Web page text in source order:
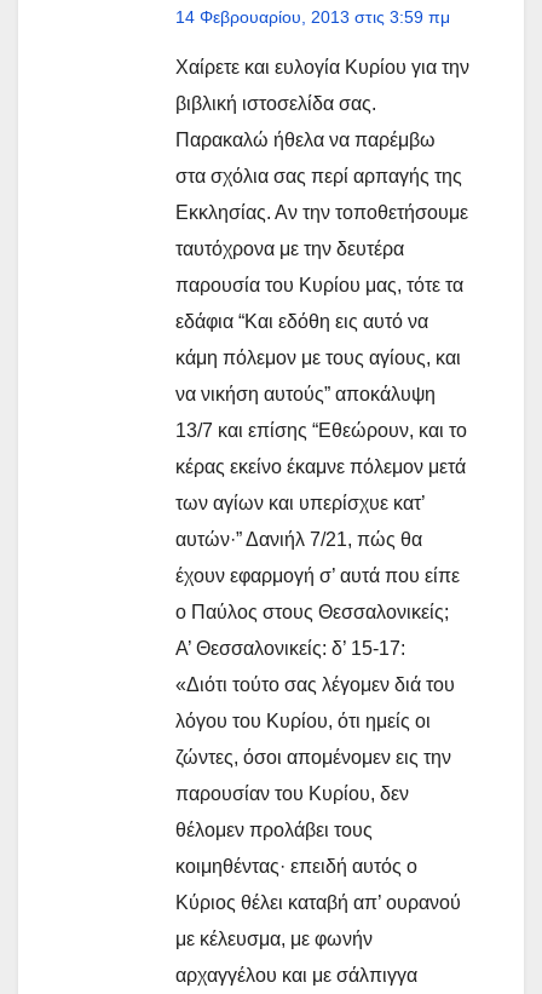
14 Φεβρουαρίου, 2013 στις 3:59 πμ
Χαίρετε και ευλογία Κυρίου για την
βιβλική ιστοσελίδα σας.
Παρακαλώ ήθελα να παρέμβω
στα σχόλια σας περί αρπαγής της
Εκκλησίας. Αν την τοποθετήσουμε
ταυτόχρονα με την δευτέρα
παρουσία του Κυρίου μας, τότε τα
εδάφια “Και εδόθη εις αυτό να
κάμη πόλεμον με τους αγίους, και
να νικήση αυτούς” αποκάλυψη
13/7 και επίσης “Εθεώρουν, και το
κέρας εκείνο έκαμνε πόλεμον μετά
των αγίων και υπερίσχυε κατ’
αυτών·” Δανιήλ 7/21, πώς θα
έχουν εφαρμογή σ’ αυτά που είπε
ο Παύλος στους Θεσσαλονικείς;
Α’ Θεσσαλονικείς: δ’ 15-17:
«Διότι τούτο σας λέγομεν διά του
λόγου του Κυρίου, ότι ημείς οι
ζώντες, όσοι απομένομεν εις την
παρουσίαν του Κυρίου, δεν
θέλομεν προλάβει τους
κοιμηθέντας· επειδή αυτός ο
Κύριος θέλει καταβή απ’ ουρανού
με κέλευσμα, με φωνήν
αρχαγγέλου και με σάλπιγγα